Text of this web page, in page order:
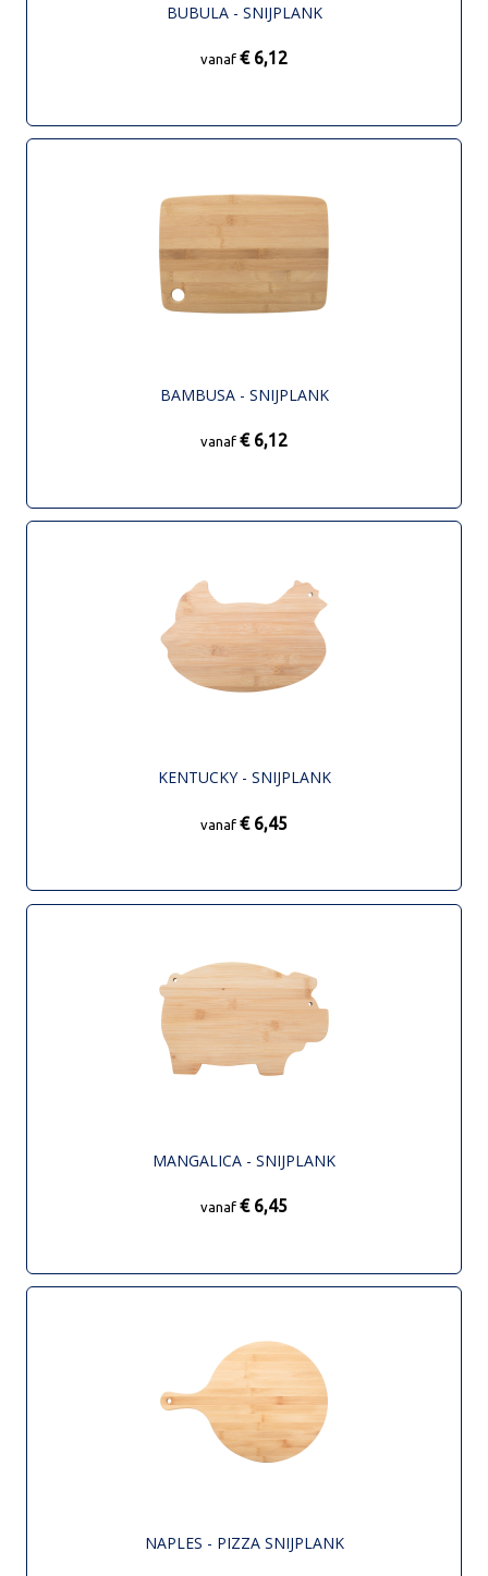
BUBULA - SNIJPLANK
vanaf € 6,12
BAMBUSA - SNIJPLANK
vanaf € 6,12
KENTUCKY - SNIJPLANK
vanaf € 6,45
MANGALICA - SNIJPLANK
vanaf € 6,45
NAPLES - PIZZA SNIJPLANK